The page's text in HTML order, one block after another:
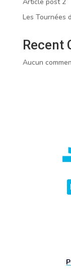
Article post 2
Les Tournées
Recent
Aucun